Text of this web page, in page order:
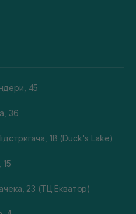
45
36
1В (Duck's Lake)
15
23 (ТЦ Екватор)